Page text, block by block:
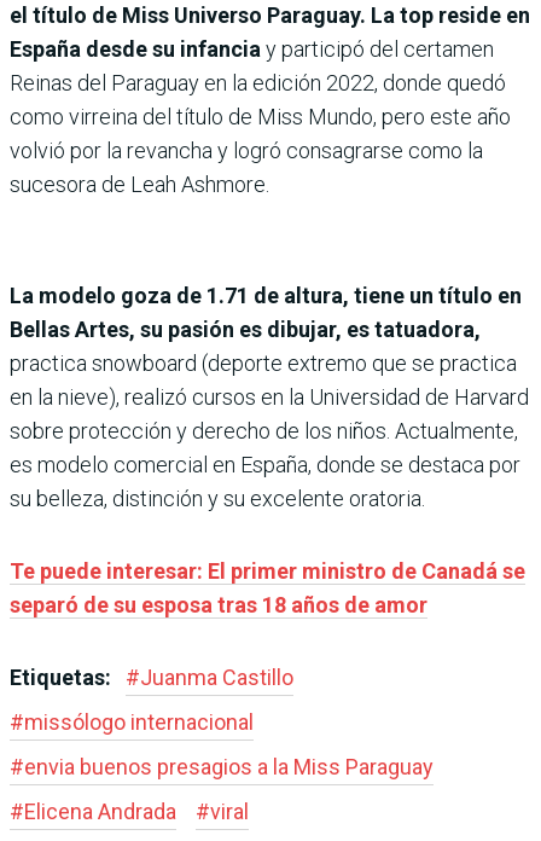
el título de Miss Universo Paraguay. La top reside en
España desde su infancia y participó del certamen
Reinas del Paraguay en la edición 2022, donde quedó
como virreina del título de Miss Mundo, pero este año
volvió por la revancha y logró consagrarse como la
sucesora de Leah Ashmore.
La modelo goza de 1.71 de altura, tiene un título en
Bellas Artes, su pasión es dibujar, es tatuadora,
practica snowboard (deporte extremo que se practica
en la nieve), realizó cursos en la Universidad de Harvard
sobre protección y derecho de los niños. Actualmente,
es modelo comercial en España, donde se destaca por
su belleza, distinción y su excelente oratoria.
Te puede interesar: El primer ministro de Canadá se
separó de su esposa tras 18 años de amor
Etiquetas: #Juanma Castillo
#missólogo internacional
#envia buenos presagios a la Miss Paraguay
#Elicena Andrada #viral